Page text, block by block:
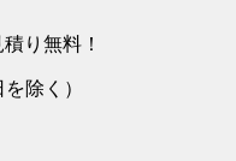
り無料！
除く）